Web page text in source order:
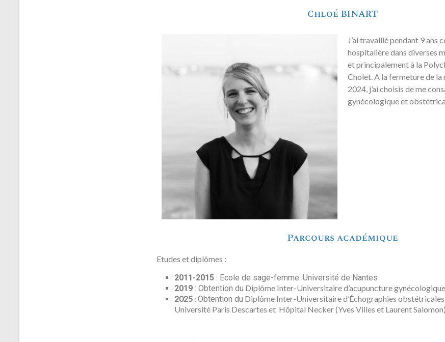
Chloé BINART
J’ai travaillé pendant 9 ans
hospitalière dans diverses
et principalement à la
Cholet. A la fermeture de la
2024, j’ai choisis de me
gynécologique et
Parcours académique
Etudes et diplômes :
2011-2015 : Ecole de sage-femme. Université de Nantes
2019 : Obtention du Diplôme Inter-Universitaire d’acupuncture
2025 : Obtention du Diplôme Inter-Universitaire d’Échographies
Université Paris Descartes et Hôpital Necker (Yves Villes et Laurent